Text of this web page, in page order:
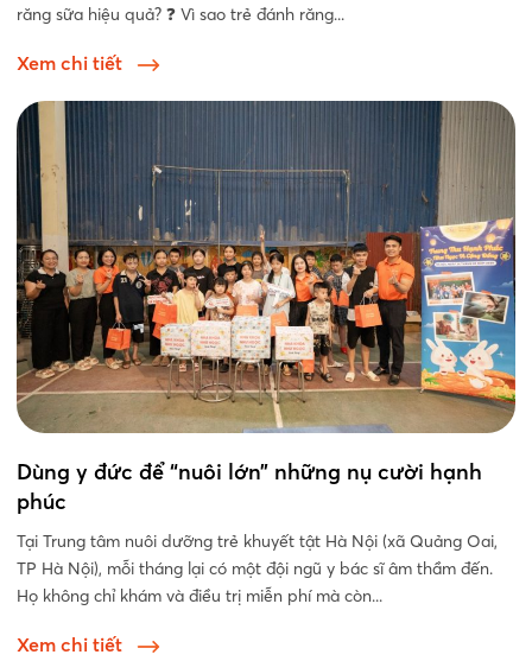
răng sữa hiệu quả? ❓ Vì sao trẻ đánh răng...
Xem chi tiết
Dùng y đức để “nuôi lớn” những nụ cười hạnh
phúc
Tại Trung tâm nuôi dưỡng trẻ khuyết tật Hà Nội (xã Quảng Oai,
TP Hà Nội), mỗi tháng lại có một đội ngũ y bác sĩ âm thầm đến.
Họ không chỉ khám và điều trị miễn phí mà còn...
Xem chi tiết